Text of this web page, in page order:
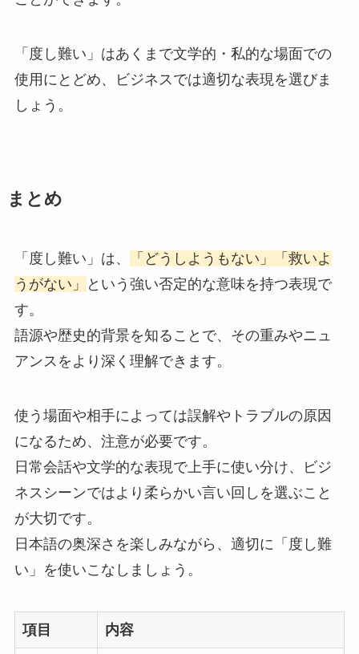
「度し難い」はあくまで文学的・私的な場面での
使用にとどめ、ビジネスでは適切な表現を選びま
しょう。
まとめ
「度し難い」は、
「どうしようもない」「救いよ
うがない」
という強い否定的な意味を持つ表現で
す。
語源や歴史的背景を知ることで、その重みやニュ
アンスをより深く理解できます。
使う場面や相手によっては誤解やトラブルの原因
になるため、注意が必要です。
日常会話や文学的な表現で上手に使い分け、ビジ
ネスシーンではより柔らかい言い回しを選ぶこと
が大切です。
日本語の奥深さを楽しみながら、適切に「度し難
い」を使いこなしましょう。
項目 内容